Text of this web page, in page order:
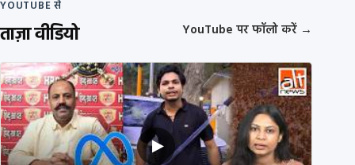
YOUTUBE से
ताज़ा वीडियो YouTube पर फॉलो करें →